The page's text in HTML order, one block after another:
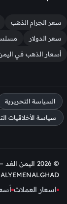
سعر الجرام الذهب
سعر الدولار
أسعار الذهب في
السياسة التحريرية
سياسة الأخلاقيات
ALYEMENALGHAD
اسعار العملات